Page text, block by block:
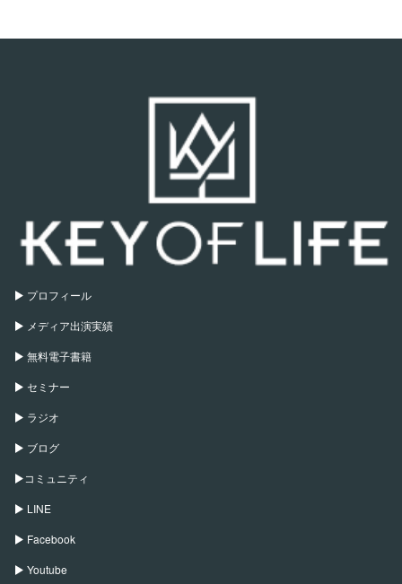
プロフィール
メディア出演実績
無料電子書籍
セミナー
ラジオ
ブログ
コミュニティ
LINE
Facebook
Youtube